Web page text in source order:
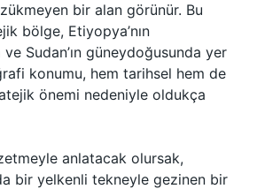
bir alan görünür. Bu
bölge, Etiyopya’nın
Sudan’ın güneydoğusunda yer
konumu, hem tarihsel hem de
önemi nedeniyle oldukça
anlatacak olursak,
bir yelkenli tekneyle gezinen bir